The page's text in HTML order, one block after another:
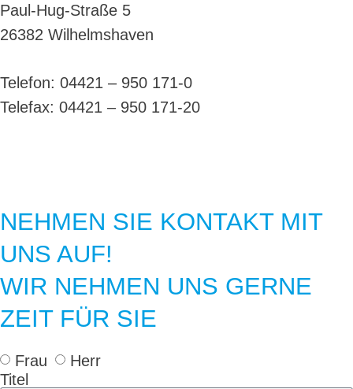
Paul-Hug-Straße 5
26382 Wilhelmshaven
Telefon: 04421 – 950 171-0
Telefax: 04421 – 950 171-20
NEHMEN SIE KONTAKT MIT
UNS AUF!
WIR NEHMEN UNS GERNE
ZEIT FÜR SIE
Frau
Herr
Titel